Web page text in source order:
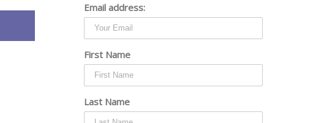
Email address:
First Name
Last Name